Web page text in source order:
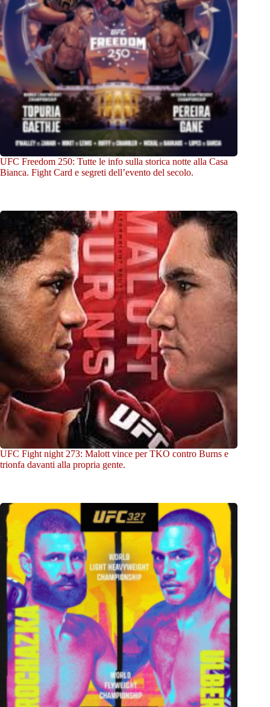
UFC Freedom 250: Tutte le info sulla storica notte alla Casa
Bianca. Fight Card e segreti dell’evento del secolo.
UFC Fight night 273: Malott vince per TKO contro Burns e
trionfa davanti alla propria gente.